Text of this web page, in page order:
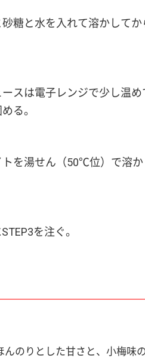
糖と水を入れて溶かしてか
スは電子レンジで少し温
る。
を湯せん（50℃位）で溶
を注ぐ。
んのりとした甘さと、小梅味